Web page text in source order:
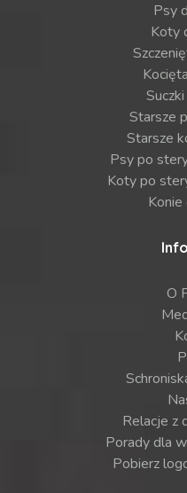
Psy
Koty
Starsze
Starsze
Psy po
Koty po
O
Relacje z
Porady dla
Pobierz